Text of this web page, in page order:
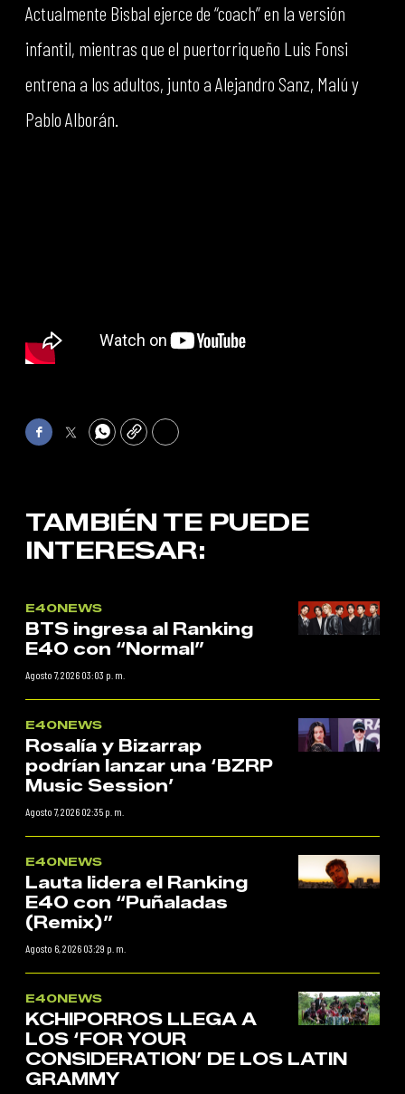
Actualmente Bisbal ejerce de “coach” en la versión
infantil, mientras que el puertorriqueño Luis Fonsi
entrena a los adultos, junto a Alejandro Sanz, Malú y
Pablo Alborán.
FacebookTwitterWhatsApp
Copy Print
TAMBIÉN TE PUEDE
INTERESAR:
E40NEWS
BTS ingresa al Ranking
E40 con “Normal”
Agosto 7, 2026 03:03 p. m.
E40NEWS
Rosalía y Bizarrap
podrían lanzar una ‘BZRP
Music Session’
Agosto 7, 2026 02:35 p. m.
E40NEWS
Lauta lidera el Ranking
E40 con “Puñaladas
(Remix)”
Agosto 6, 2026 03:29 p. m.
E40NEWS
KCHIPORROS LLEGA A
LOS ‘FOR YOUR
CONSIDERATION’ DE LOS LATIN
GRAMMY